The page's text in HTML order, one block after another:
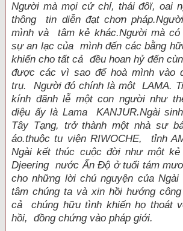
Người mà mọi cử chỉ, thái đôï, oai
thông tin diễn đạt chơn
mình và tâm kẻ khác.Người mà có
sự an lạc của mình đến các bằng
khiến cho tất cả đều hoan hỷ đến
được các vì sao để hoà mình vào
trụ. Người đó chính là một LAMA.
kính đãnh lễ một con người như
diệu ấy là Lama KANJUR.Ngài
Tây Tạng, trở thành một nhà sư
áo.thuộc tu viện RIWOCHE, tỉnh
Ngài kết thúc cuộc đời như một
Djeering nước Ấn Ðộ ở tuổi tám
cho những lời chú nguyện của
tâm chúng ta và xin hồi hướng
cả chúng hữu tình khiến họ thoát
hồi, đồng chứng vào pháp giới.